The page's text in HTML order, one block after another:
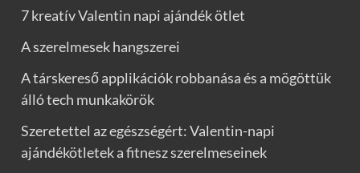
7 kreatív Valentin napi ajándék ötlet
A szerelmesek hangszerei
A társkereső applikációk robbanása és a mögöttük
álló tech munkakörök
Szeretettel az egészségért: Valentin-napi
ajándékötletek a fitnesz szerelmeseinek